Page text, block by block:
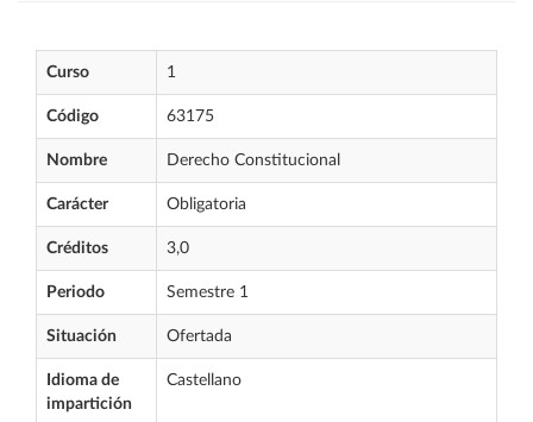
Curso 1
Código 63175
Nombre Derecho Constitucional
Carácter Obligatoria
Créditos 3,0
Periodo Semestre 1
Situación Ofertada
Idioma de
impartición
Castellano